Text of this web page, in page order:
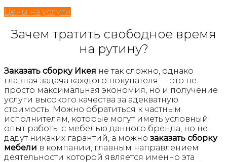
Цены на услуги
Зачем тратить свободное время
на рутину?
Заказать сборку Икея не так сложно, однако
главная задача каждого покупателя — это не
просто максимальная экономия, но и получение
услуги высокого качества за адекватную
стоимость. Можно обратиться к частным
исполнителям, которые могут иметь условный
опыт работы с мебелью данного бренда, но не
дадут никаких гарантий, а можно заказать сборку
мебели в компании, главным направлением
деятельности которой является именно эта